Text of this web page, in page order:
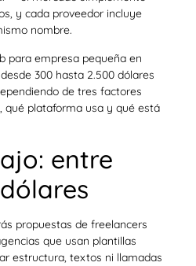
y cada proveedor incluye
nombre.
para empresa pequeña en
300 hasta 2.500 dólares
de tres factores
qué plataforma usa y qué está
entre
propuestas de freelancers
que usan plantillas
estructura, textos ni llamadas